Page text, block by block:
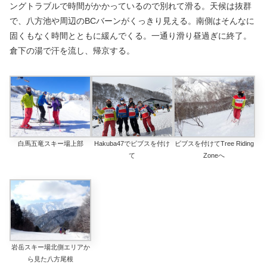
ングトラブルで時間がかかっているので別れて滑る。天候は抜群
で、八方池や周辺のBCバーンがくっきり見える。南側はそんなに
固くもなく時間とともに緩んでくる。一通り滑り昼過ぎに終了。
倉下の湯で汗を流し、帰京する。
白馬五竜スキー場上部
Hakuba47でビブスを付け
て
ビブスを付けてTree Riding
Zoneへ
岩岳スキー場北側エリアか
ら見た八方尾根